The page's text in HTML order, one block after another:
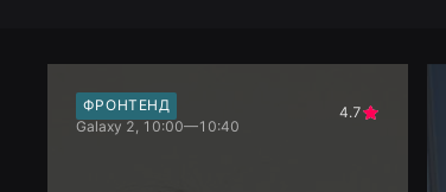
ФРОНТЕНД
Galaxy 2, 10:00—10:40
4.7